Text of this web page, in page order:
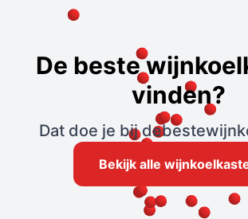
De beste
vinden?
Dat doe je bij
Bekijk alle